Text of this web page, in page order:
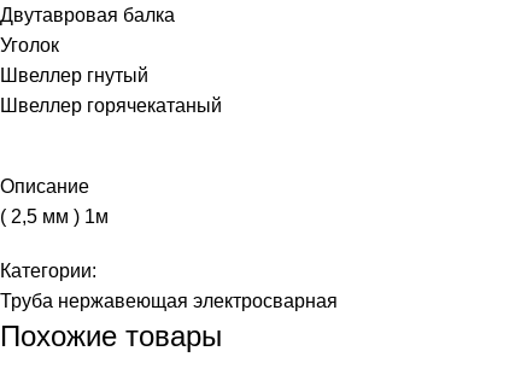
Двутавровая балка
Уголок
Швеллер гнутый
Швеллер горячекатаный
Описание
( 2,5 мм ) 1м
Категории:
Труба нержавеющая электросварная
Похожие товары